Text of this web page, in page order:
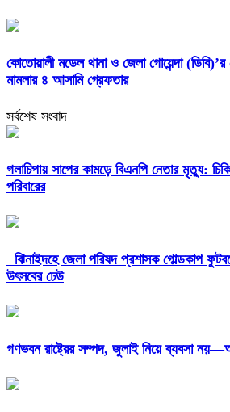
কোতোয়ালী মডেল থানা ও জেলা গোয়েন্দা
মামলার ৪ আসামি গ্রেফতার
সর্বশেষ সংবাদ
গলাচিপায় সাপের কামড়ে বিএনপি নেতার মৃত্যু:
পরিবারের
ঝিনাইদহে জেলা পরিষদ প্রশাসক গোল্ডকাপ
উৎসবের ঢেউ
গণভবন রাষ্ট্রের সম্পদ, জুলাই নিয়ে ব্যবসা